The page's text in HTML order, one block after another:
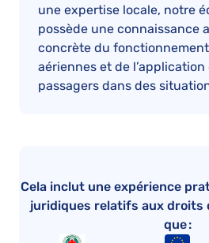
une expertise locale, notre
possède une connaissance
concrète du
aériennes et de
passagers dans des
Cela inclut une expérience
juridiques relatifs aux droits
que :